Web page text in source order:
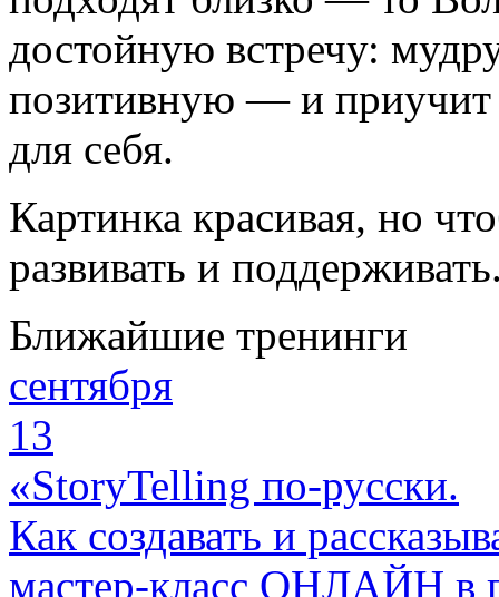
достойную встречу:
позитивную — и приучит
для себя.
Картинка красивая, но
развивать и
Ближайшие тренинги
сентября
13
«StoryTelling по-русски.
Как создавать и
мастер-класс ОНЛАЙН в